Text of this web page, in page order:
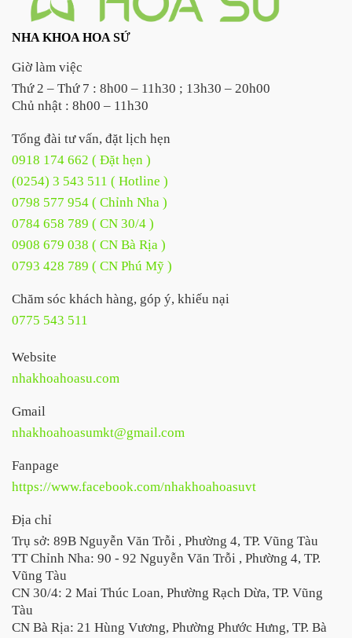
NHA KHOA HOA SỨ
Giờ làm việc
Thứ 2 – Thứ 7 : 8h00 – 11h30 ; 13h30 – 20h00
Chủ nhật : 8h00 – 11h30
Tổng đài tư vấn, đặt lịch hẹn
0918 174 662 ( Đặt hẹn )
(0254) 3 543 511 ( Hotline )
0798 577 954 ( Chỉnh Nha )
0784 658 789 ( CN 30/4 )
0908 679 038 ( CN Bà Rịa )
0793 428 789 ( CN Phú Mỹ )
Chăm sóc khách hàng, góp ý, khiếu nại
0775 543 511
Website
nhakhoahoasu.com
Gmail
nhakhoahoasumkt@gmail.com
Fanpage
https://www.facebook.com/nhakhoahoasuvt
Địa chỉ
Trụ sở: 89B Nguyễn Văn Trỗi , Phường 4, TP. Vũng Tàu
TT Chỉnh Nha: 90 - 92 Nguyễn Văn Trỗi , Phường 4, TP.
Vũng Tàu
CN 30/4: 2 Mai Thúc Loan, Phường Rạch Dừa, TP. Vũng
Tàu
CN Bà Rịa: 21 Hùng Vương, Phường Phước Hưng, TP. Bà